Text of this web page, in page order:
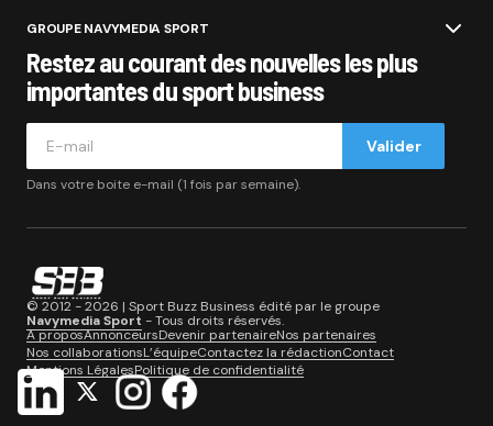
GROUPE NAVYMEDIA SPORT
Restez au courant des nouvelles les plus
importantes du sport business
Valider
Dans votre boite e-mail (1 fois par semaine).
© 2012 - 2026 | Sport Buzz Business édité par le groupe
Navymedia Sport - Tous droits réservés.
A proposAnnonceursDevenir partenaireNos partenaires
Nos collaborationsL’équipeContactez la rédactionContact
Mentions LégalesPolitique de confidentialité